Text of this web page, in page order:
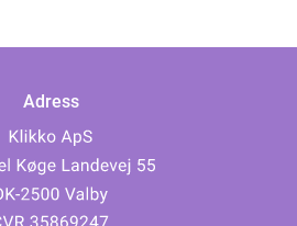
Adress